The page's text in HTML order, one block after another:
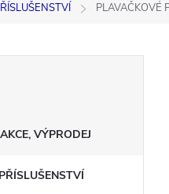
PLAVAČKOVÉ
VÝPRODEJ